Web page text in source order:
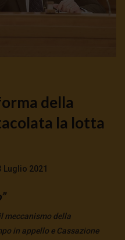
della
la lotta
Luglio 2021
meccanismo della
in appello e Cassazione